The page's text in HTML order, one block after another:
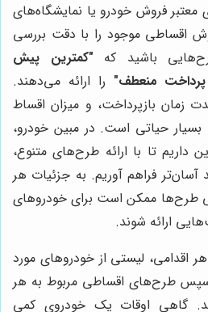
معتبر فروش خودرو یا نمایشگاه‌های
اقساطی موجود را با دقت بررسی
باشید که "کمترین پیش
منعطف" را ارائه می‌دهند.
زمان بازپرداخت، و میزان اقساط
بسیار حیاتی است. در مبین خودرو،
داریم تا با ارائه طرح‌های متنوع،
آسان‌تر فراهم آوریم. به جزئیات هر
طرح‌ها ممکن است برای خودروهای
ارائه شوند.
هر اقدامی، لیستی از خودروهای مورد
سپس طرح‌های اقساطی مربوط به هر
گاهی اوقات یک خودروی کمی